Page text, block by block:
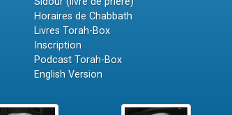
Horaires de Chabbath
Livres Torah-Box
Inscription
Podcast Torah-Box
English Version